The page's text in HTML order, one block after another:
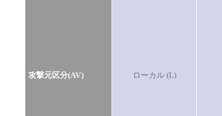
攻撃元区分(AV) ローカル (L)